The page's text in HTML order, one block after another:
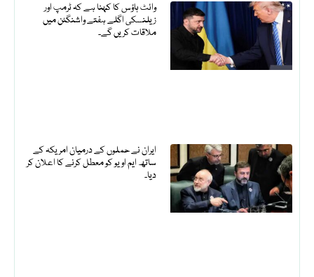
وائٹ ہاؤس کا کہنا ہے کہ ٹرمپ اور
زیلنسکی اگلے ہفتے واشنگٹن میں
ملاقات کریں گے۔
ایران نے حملوں کے درمیان امریکہ کے
ساتھ ایم او یو کو معطل کرنے کا اعلان کر
دیا۔